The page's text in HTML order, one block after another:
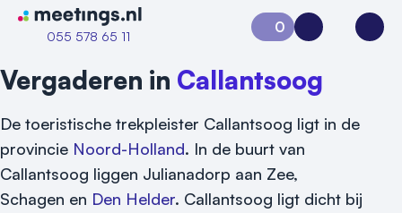
Naar home van Meetings
055 578 65 11
0
Aanvraag 0Inloggen
Vergaderen in Callantsoog
De toeristische trekpleister Callantsoog ligt in de
provincie Noord-Holland. In de buurt van
Callantsoog liggen Julianadorp aan Zee,
Schagen en Den Helder. Callantsoog ligt dicht bij